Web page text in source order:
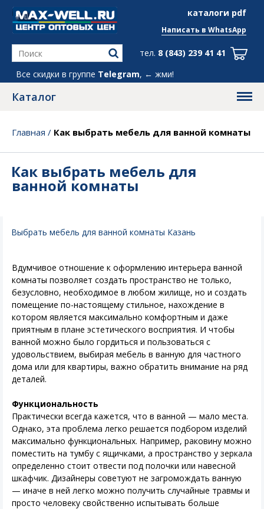
каталоги pdf
info@max-well.ru
Все скидки в группеTelegram, ← жми!
Написать в WhatsApp
тел. 8 (843) 239 41 41
Каталог
Главная / Как выбрать мебель для ванной комнаты
Как выбрать мебель для
ванной комнаты
Выбрать мебель для ванной комнаты Казань
Вдумчивое отношение к оформлению интерьера ванной
комнаты позволяет создать пространство не только,
безусловно, необходимое в любом жилище, но и создать
помещение по-настоящему стильное, нахождение в
котором является максимально комфортным и даже
приятным в плане эстетического восприятия. И чтобы
ванной можно было гордиться и пользоваться с
удовольствием, выбирая мебель в ванную для частного
дома или для квартиры, важно обратить внимание на ряд
деталей.
Функциональность
Практически всегда кажется, что в ванной — мало места.
Однако, эта проблема легко решается подбором изделий
максимально функциональных. Например, раковину можно
поместить на тумбу с ящичками, а пространство у зеркала
определенно стоит отвести под полочки или навесной
шкафчик. Дизайнеры советуют не загромождать ванную
— иначе в ней легко можно получить случайные травмы и
просто человеку свойственно испытывать больше